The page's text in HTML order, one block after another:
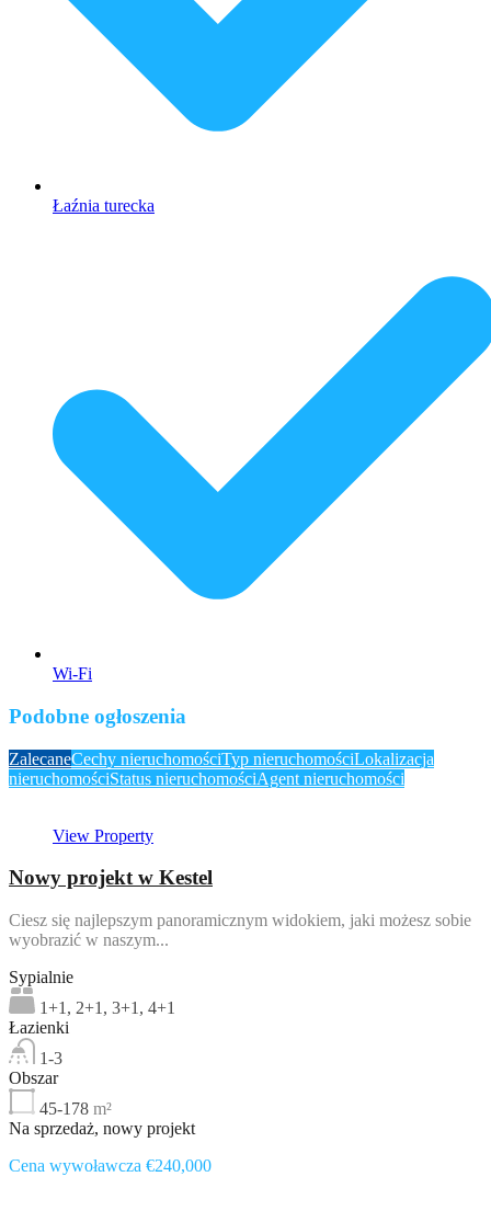
Łaźnia turecka
Wi-Fi
Podobne ogłoszenia
ZalecaneCechy nieruchomościTyp nieruchomościLokalizacja
nieruchomościStatus nieruchomościAgent nieruchomości
View Property
Nowy projekt w Kestel
Ciesz się najlepszym panoramicznym widokiem, jaki możesz sobie
wyobrazić w naszym...
Sypialnie
1+1, 2+1, 3+1, 4+1
Łazienki
1-3
Obszar
45-178 m²
Na sprzedaż, nowy projekt
Cena wywoławcza €240,000